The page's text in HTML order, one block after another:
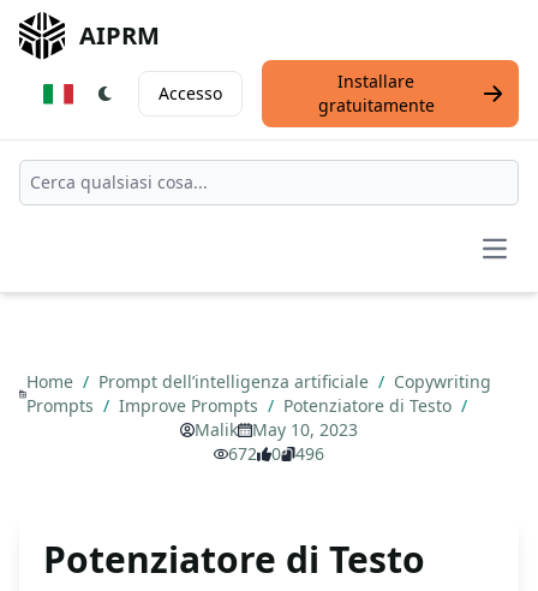
AIPRM
Accesso
Installare
gratuitamente
Home / Prompt dell’intelligenza artificiale / Copywriting
Prompts / Improve Prompts / Potenziatore di Testo /
Malik
May 10, 2023
672
0 496
Potenziatore di Testo